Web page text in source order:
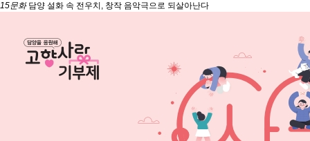
15문화담양 설화 속 전우치, 창작 음악극으로 되살아난다